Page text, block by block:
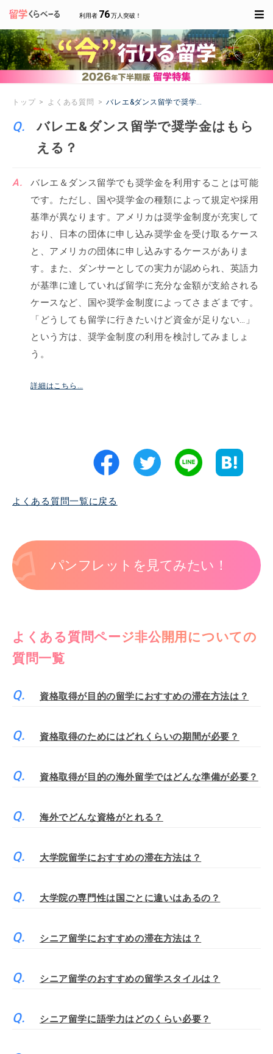
利用者 76万人突破！
トップ よくある質問 バレエ&ダンス留学で奨学金はもらえる？
バレエ&ダンス留学で奨学金はもら
える？
バレエ＆ダンス留学でも奨学金を利用することは可能
です。ただし、国や奨学金の種類によって規定や採用
基準が異なります。アメリカは奨学金制度が充実して
おり、日本の団体に申し込み奨学金を受け取るケース
と、アメリカの団体に申し込みするケースがありま
す。また、ダンサーとしての実力が認められ、英語力
が基準に達していれば留学に充分な金額が支給される
ケースなど、国や奨学金制度によってさまざまです。
「どうしても留学に行きたいけど資金が足りない…」
という方は、奨学金制度の利用を検討してみましょ
う。
詳細はこちら…
よくある質問一覧に戻る
パンフレットを見てみたい！
よくある質問ページ非公開用についての
質問一覧
資格取得が目的の留学におすすめの滞在方法は？
資格取得のためにはどれくらいの期間が必要？
資格取得が目的の海外留学ではどんな準備が必要？
海外でどんな資格がとれる？
大学院留学におすすめの滞在方法は？
大学院の専門性は国ごとに違いはあるの？
シニア留学におすすめの滞在方法は？
シニア留学のおすすめの留学スタイルは？
シニア留学に語学力はどのくらい必要？